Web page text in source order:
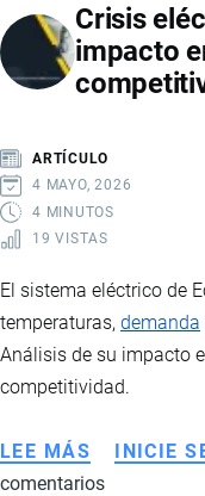
ECUADOR
2026:
DEL
SECTOR
Crisis
impacto
ARTÍCULO
4 MAYO, 2026
4 MINUTOS
19 VISTAS
El sistema eléctrico de
temperaturas, demanda
Análisis de su impacto
competitividad.
LEE MÁS SOBRE
CRISIS
INICIE
comentarios